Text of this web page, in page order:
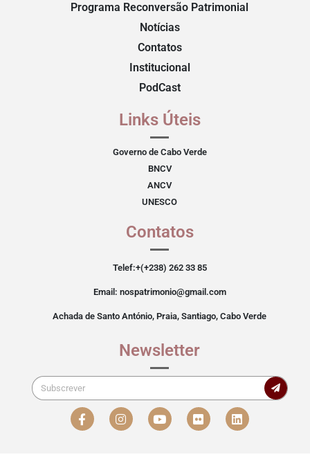
Programa Reconversão Patrimonial
Notícias
Contatos
Institucional
PodCast
Links Úteis
Governo de Cabo Verde
BNCV
ANCV
UNESCO
Contatos
Telef:+(+238) 262 33 85
Email: nospatrimonio@gmail.com
Achada de Santo António, Praia, Santiago, Cabo Verde
Newsletter